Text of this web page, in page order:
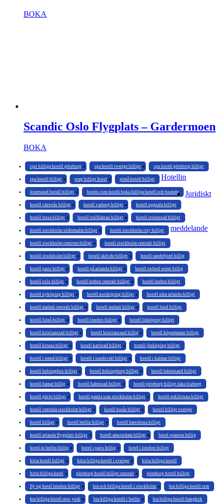
BOKA
Scandic Oslo Flygplats – Gardermoen
BOKA
tips billiga hotell göteborg spa hotell sverige billigt spa hotell göteborg billigt
spa hotell billigt prag billigt hotel piteå hotell billigt
östersund hotell billigt hotels com hotell boka billiga hotell och boende
hotell västerås billigt hotell varberg billigt hotell uppsala billigt
hotell trosa billigt hotell trollhättan billigt hotell strömstad billigt
hotell stockholm södermalm billigt hotell stockholm city billigt
hotell stockholm centrum billigt hotell stockholm centralt billigt
hotell stockholm billigt hotell skövde billigt hotell sandefjord billig
hotell paris billigt hotell på arlanda billigt hotell oxford street billig
hotell oslo billigt hotell örebro centralt billigt hotell örebro billigt
hotell nyköping billigt hotell norrköping billigt hotell nära arlanda billigt
hotell malmö centralt billigt hotell malmö billigt hotell lund billigt
hotell luleå billigt hotell london billigt hotell linköping billigt
hotell kristianstad billigt hotell kristiansand billig hotell köpenhamn billigt
hotell kiruna billigt hotell karlstad billigt hotell jönköping billigt
hotell i umeå billigt hotell i sundsvall billigt hotell i kalmar billigt
hotell helsingfors billigt hotell helsingborg billigt hotell härnösand billigt
hotell hamar billig hotell halmstad billigt hotell göteborg billigt nära liseberg
hotell gävle billigt hotell gamla stan stockholm billigt hotell eskilstuna billigt
hotell centrala stockholm billigt hotell borås billigt hotell billigt sverige
hotell billigt hotell berlin billigt hotell barcelona billigt
hotell arlanda flygplats billigt hotell amsterdam billigt hotel spanien billig
hotel in berlin billig hotel i paris billig hotel i london billigt
hitta hotell billigt hitta billiga hotell i sverige hitta billiga hotell
hitta billiga hotel göteborg hotell billigt centralt göteborg hotell billigt
fly og hotel london billigt bra och billiga hotell i stockholm bra billiga hotell rom
bra billiga hotell new york bra billiga hotell i berlin bra billiga hotell bangkok
Hotellin
Juridiskt
meddelande